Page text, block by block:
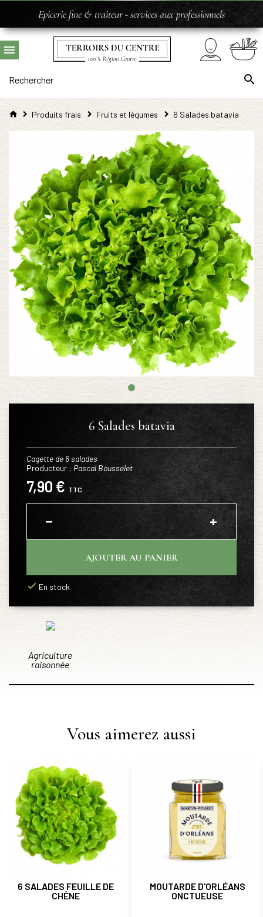
Epicerie fine & traiteur - services aux professionnels
Produits frais Fruits et légumes 6 Salades batavia
6 Salades batavia
Cagette de 6 salades
Producteur : Pascal Bousselet
7,90 € TTC
− +
AJOUTER AU PANIER
En stock
Agriculture
raisonnée
Vous aimerez aussi
6 SALADES FEUILLE DE
CHÊNE
MOUTARDE D'ORLÉANS
ONCTUEUSE